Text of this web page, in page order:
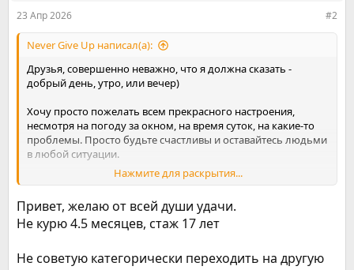
23 Апр 2026 #2
Never Give Up написал(а):
Друзья, совершенно неважно, что я должна сказать -
добрый день, утро, или вечер)
Хочу просто пожелать всем прекрасного настроения,
несмотря на погоду за окном, на время суток, на какие-то
проблемы. Просто будьте счастливы и оставайтесь людьми
в любой ситуации.
Ну что ж, впервые я сижу на подобных форумах, но думаю,
решилась бросить курить навсегда.
Курю уже почти 7 лет, начинала этот путь с покуривания
Нажмите для раскрытия...
Привет, желаю от всей души удачи.
Не курю 4.5 месяцев, стаж 17 лет
Не советую категорически переходить на другую